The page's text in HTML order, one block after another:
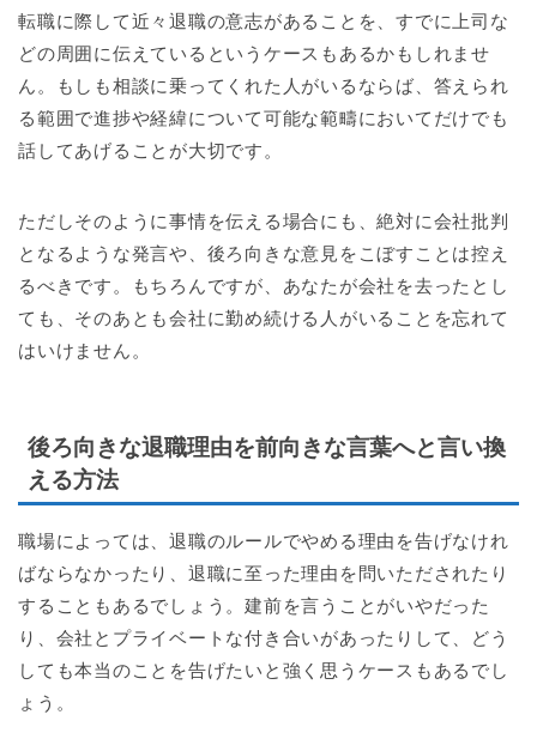
転職に際して近々退職の意志があることを、すでに上司な
どの周囲に伝えているというケースもあるかもしれませ
ん。もしも相談に乗ってくれた人がいるならば、答えられ
る範囲で進捗や経緯について可能な範疇においてだけでも
話してあげることが大切です。
ただしそのように事情を伝える場合にも、絶対に会社批判
となるような発言や、後ろ向きな意見をこぼすことは控え
るべきです。もちろんですが、あなたが会社を去ったとし
ても、そのあとも会社に勤め続ける人がいることを忘れて
はいけません。
後ろ向きな退職理由を前向きな言葉へと言い換
える方法
職場によっては、退職のルールでやめる理由を告げなけれ
ばならなかったり、退職に至った理由を問いただされたり
することもあるでしょう。建前を言うことがいやだった
り、会社とプライベートな付き合いがあったりして、どう
しても本当のことを告げたいと強く思うケースもあるでし
ょう。